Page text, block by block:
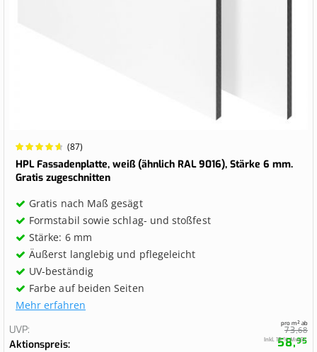
Wertung:
95.8857%
(87)
HPL Fassadenplatte, weiß (ähnlich RAL 9016), Stärke 6 mm.
Gratis zugeschnitten
Gratis nach Maß gesägt
Formstabil sowie schlag- und stoßfest
Stärke: 6 mm
Äußerst langlebig und pflegeleicht
UV-beständig
Farbe auf beiden Seiten
Mehr erfahren
UVP
73,68
Aktionspreis
pro m² ab
58,95
Inkl. 19 % MwSt.